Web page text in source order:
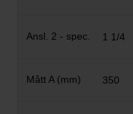
1 1/4
350